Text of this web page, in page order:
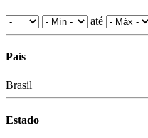
até
País
Brasil
Estado